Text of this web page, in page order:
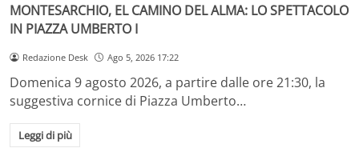
MONTESARCHIO, EL CAMINO DEL ALMA: LO SPETTACOLO
IN PIAZZA UMBERTO I
Redazione Desk Ago 5, 2026 17:22
Domenica 9 agosto 2026, a partire dalle ore 21:30, la
suggestiva cornice di Piazza Umberto…
Leggi di più